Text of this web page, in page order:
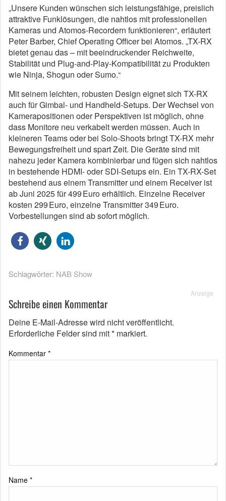
„Unsere Kunden wünschen sich leistungsfähige, preislich
attraktive Funklösungen, die nahtlos mit professionellen
Kameras und Atomos-Recordern funktionieren“, erläutert
Peter Barber, Chief Operating Officer bei Atomos. „TX-RX
bietet genau das – mit beeindruckender Reichweite,
Stabilität und Plug-and-Play-Kompatibilität zu Produkten
wie Ninja, Shogun oder Sumo.“
Mit seinem leichten, robusten Design eignet sich TX-RX
auch für Gimbal- und Handheld-Setups. Der Wechsel von
Kamerapositionen oder Perspektiven ist möglich, ohne
dass Monitore neu verkabelt werden müssen. Auch in
kleineren Teams oder bei Solo-Shoots bringt TX-RX mehr
Bewegungsfreiheit und spart Zeit. Die Geräte sind mit
nahezu jeder Kamera kombinierbar und fügen sich nahtlos
in bestehende HDMI- oder SDI-Setups ein. Ein TX-RX-Set
bestehend aus einem Transmitter und einem Receiver ist
ab Juni 2025 für 499 Euro erhältlich. Einzelne Receiver
kosten 299 Euro, einzelne Transmitter 349 Euro.
Vorbestellungen sind ab sofort möglich.
Schlagwörter: NAB Show
Anzeige
Schreibe einen Kommentar
Deine E-Mail-Adresse wird nicht veröffentlicht.
Erforderliche Felder sind mit* markiert.
Kommentar *
Name *